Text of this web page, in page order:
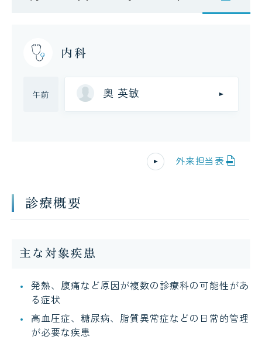
内科
午前 奥 英敏
外来担当表
診療概要
主な対象疾患
発熱、腹痛など原因が複数の診療科の可能性があ
る症状
高血圧症、糖尿病、脂質異常症などの日常的管理
が必要な疾患